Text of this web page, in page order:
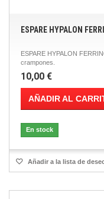
ESPARE HYPALON
ESPARE HYPALON
crampones.
10,00 €
AÑADIR AL
En stock
Añadir a la lista de